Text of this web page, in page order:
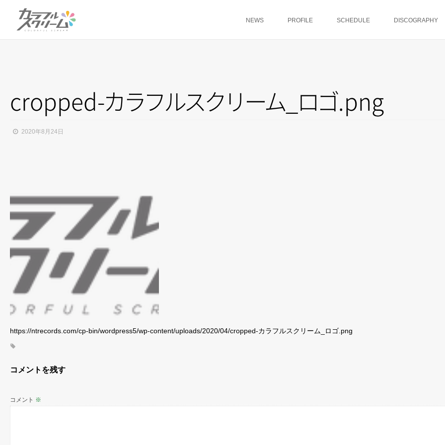
NEWS PROFILE SCHEDULE DISCOGRAPHY
cropped-カラフ ルスク リ ーム ロゴ .png
2020年8月24日
https://ntrecords.com/cp-bin/wordpress5/wp-content/uploads/2020/04/cropped-カラフルスクリーム_ロゴ.png
コメントを残す
コメント ※